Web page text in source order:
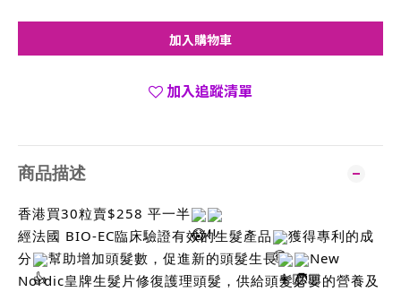
加入購物車
加入追蹤清單
商品描述
香港買30粒賣$258 平一半
經法國 BIO-EC臨床驗證有效的生髮產品
獲得專利的成
分
幫助增加頭髮數，促進新的頭髮生長
New
Nordic皇牌生髮片修復護理頭髮，供給頭髮必要的營養及